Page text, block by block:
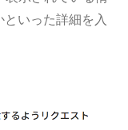
いった詳細を入